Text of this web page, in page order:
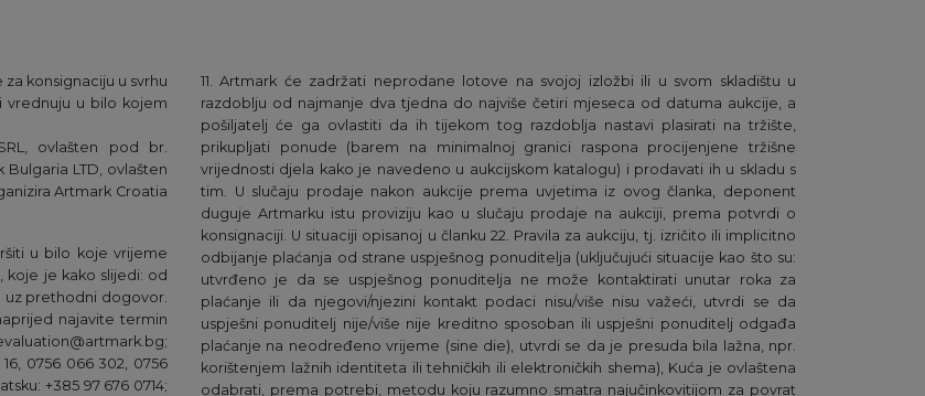
konsignaciju u svrhu
vrednuju u bilo kojem
ovlašten pod br.
Bulgaria LTD, ovlašten
Artmark Croatia
u bilo koje vrijeme
je kako slijedi: od
uz prethodni dogovor.
najavite termin
0756 066 302, 0756
+385 97 676 0714;
11. Artmark će zadržati neprodane lotove na svojoj izložbi ili u svom skladištu u
razdoblju od najmanje dva tjedna do najviše četiri mjeseca od datuma aukcije, a
pošiljatelj će ga ovlastiti da ih tijekom tog razdoblja nastavi plasirati na tržište,
prikupljati ponude (barem na minimalnoj granici raspona procijenjene tržišne
vrijednosti djela kako je navedeno u aukcijskom katalogu) i prodavati ih u skladu s
tim. U slučaju prodaje nakon aukcije prema uvjetima iz ovog članka, deponent
duguje Artmarku istu proviziju kao u slučaju prodaje na aukciji, prema potvrdi o
konsignaciji. U situaciji opisanoj u članku 22. Pravila za aukciju, tj. izričito ili implicitno
odbijanje plaćanja od strane uspješnog ponuditelja (uključujući situacije kao što su:
utvrđeno je da se uspješnog ponuditelja ne može kontaktirati unutar roka za
plaćanje ili da njegovi/njezini kontakt podaci nisu/više nisu važeći, utvrdi se da
uspješni ponuditelj nije/više nije kreditno sposoban ili uspješni ponuditelj odgađa
plaćanje na neodređeno vrijeme (sine die), utvrdi se da je presuda bila lažna, npr.
korištenjem lažnih identiteta ili tehničkih ili elektroničkih shema), Kuća je ovlaštena
odabrati, prema potrebi, metodu koju razumno smatra najučinkovitijom za povrat